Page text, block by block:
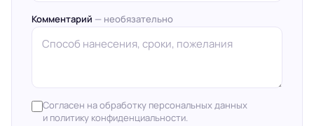
Комментарий — необязательно
Согласен на обработку персональных данных
и политику конфиденциальности.